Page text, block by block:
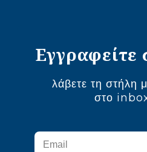
Εγγραφείτε
λάβετε τη στήλη
στο